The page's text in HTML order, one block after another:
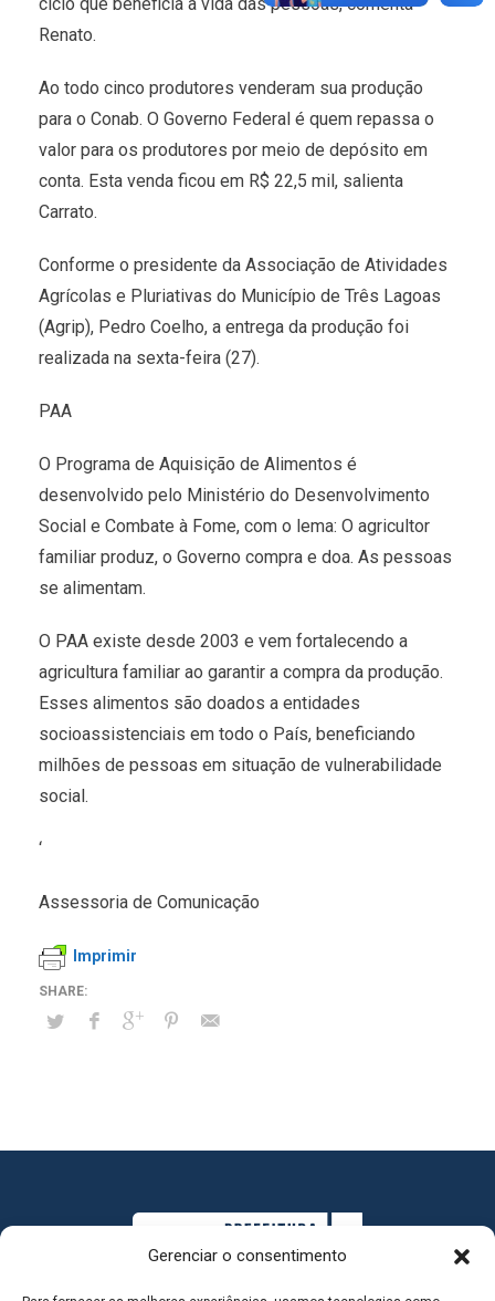
Gerenciar o consentimento
Renato.
Ao todo cinco produtores venderam sua produção
para o Conab. O Governo Federal é quem repassa o
valor para os produtores por meio de depósito em
conta. Esta venda ficou em R$ 22,5 mil, salienta
Carrato.
Conforme o presidente da Associação de Atividades
Agrícolas e Pluriativas do Município de Três Lagoas
(Agrip), Pedro Coelho, a entrega da produção foi
realizada na sexta-feira (27).
PAA
O Programa de Aquisição de Alimentos é
desenvolvido pelo Ministério do Desenvolvimento
Social e Combate à Fome, com o lema: O agricultor
familiar produz, o Governo compra e doa. As pessoas
se alimentam.
O PAA existe desde 2003 e vem fortalecendo a
agricultura familiar ao garantir a compra da produção.
Esses alimentos são doados a entidades
socioassistenciais em todo o País, beneficiando
milhões de pessoas em situação de vulnerabilidade
social.
‘
Assessoria de Comunicação
Imprimir